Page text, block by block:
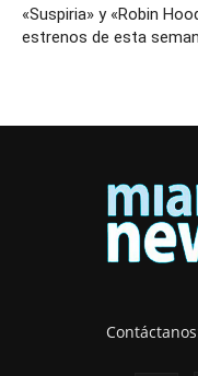
«Suspiria» y «Robin
estrenos de esta